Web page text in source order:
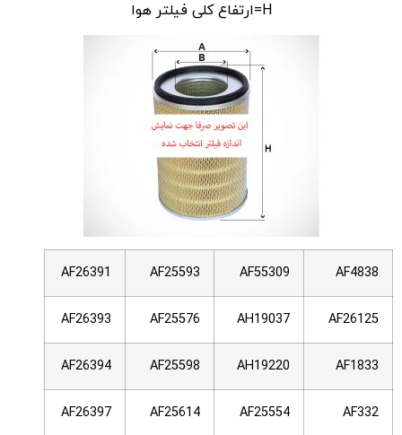
H=ارتفاع کلی فیلتر هوا
AF4838
AF55309
AF25593
AF26391
AF26125
AH19037
AF25576
AF26393
AF1833
AH19220
AF25598
AF26394
AF332
AF25554
AF25614
AF26397